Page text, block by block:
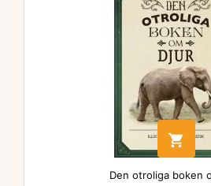

Den otroliga boken